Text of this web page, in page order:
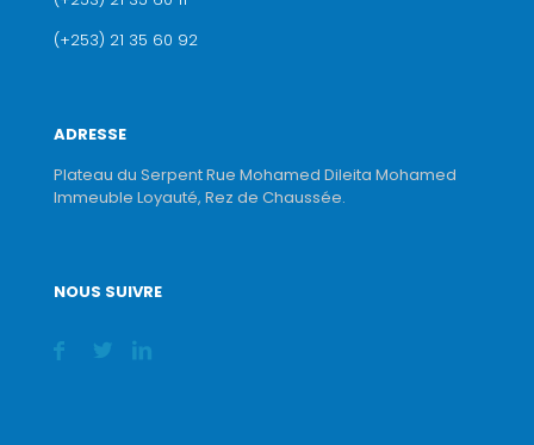
(+253) 21 35 60 92
ADRESSE
Plateau du Serpent Rue Mohamed Dileita Mohamed
Immeuble Loyauté, Rez de Chaussée.
NOUS SUIVRE